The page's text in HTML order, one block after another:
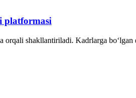
platformasi
orqali shakllantiriladi. Kadrlarga